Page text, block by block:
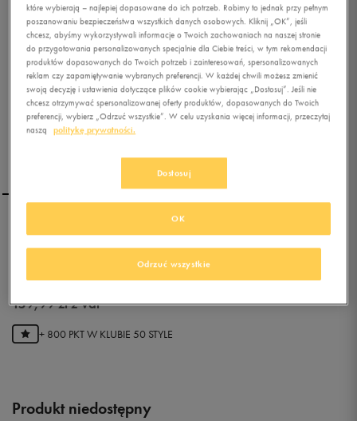
REEBOK ROYAL CL JOG 2L
0.0(0)
159,99złz Vat
+ 800 PKT W KLUBIE 50 STYLE
Produkt niedostępny
które wybierają – najlepiej dopasowane do ich potrzeb. Robimy to jednak przy pełnym
poszanowaniu bezpieczeństwa wszystkich danych osobowych. Kliknij „OK”, jeśli
chcesz, abyśmy wykorzystywali informacje o Twoich zachowaniach na naszej stronie
do przygotowania personalizowanych specjalnie dla Ciebie treści, w tym rekomendacji
produktów dopasowanych do Twoich potrzeb i zainteresowań, spersonalizowanych
reklam czy zapamiętywanie wybranych preferencji. W każdej chwili możesz zmienić
swoją decyzję i ustawienia dotyczące plików cookie wybierając „Dostosuj”. Jeśli nie
chcesz otrzymywać spersonalizowanej oferty produktów, dopasowanych do Twoich
preferencji, wybierz „Odrzuć wszystkie”. W celu uzyskania więcej informacji, przeczytaj
naszą
politykę prywatności.
Dostosuj
Odrzuć wszystkie
OK